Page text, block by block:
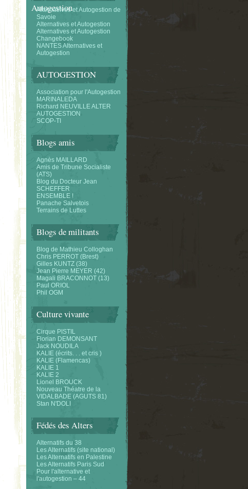
Autogestion
Alternatifves et Autogestion de
Savoie
Alternatives et Autogestion
Alternatives et Autogestion
Changebook
NANTES Alternatives et
Autogestion
AUTOGESTION
Association pour l'Autogestion
MARINALEDA
Richard NEUVILLE ALTER
AUTOGESTION
SCOP-TI
Blogs amis
Agnès MAILLARD
Amis de Tribune Socialiste
(ATS)
Blog du Docteur Jean
SCHEFFER
ENSEMBLE !
Panache Salvetois
Terrains de Luttes
Blogs de militants
Blog de Mathieu Colloghan
Chris PERROT (Brest)
Gilles KUNTZ (38)
Jean Pierre MEYER (42)
Magali BRACONNOT (13)
Paul ORIOL
Phil OGM
Culture vivante
Cirque PISTIL
Florian DEMONSANT
Jack NOUDILA
KALIE (écrits. . . et cris )
KALIE (Flamencas)
KALIE 1
KALIE 2
Lionel BROUCK
Nouveau Théatre de la
VIDALBADE (AGUTS 81)
Stan N'DOLI
Fédés des Alters
Alternatifs du 38
Les Alternatifs (site national)
Les Alternatifs en Palestine
Les Alternatifs Paris Sud
Pour l'alternative et
l'autogestion – 44